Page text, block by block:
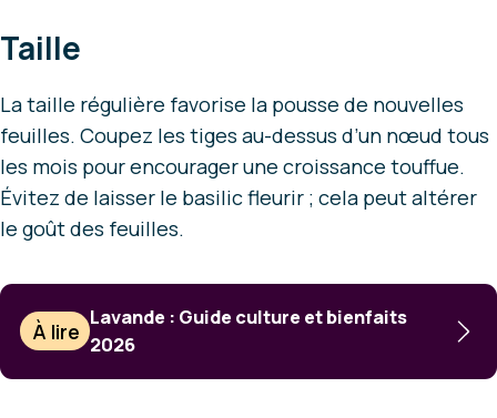
Taille
La taille régulière favorise la pousse de nouvelles
feuilles. Coupez les tiges au-dessus d’un nœud tous
les mois pour encourager une croissance touffue.
Évitez de laisser le basilic fleurir ; cela peut altérer
le goût des feuilles.
À lire
Lavande : Guide culture et bienfaits
2026